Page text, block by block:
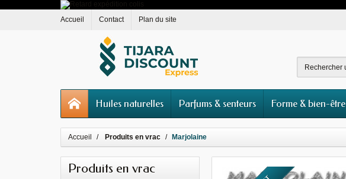
Accueil Contact Plan du site
Huiles naturelles Parfums & senteurs Forme & bien-être
Accueil Produits en vrac Marjolaine
Produits en vrac